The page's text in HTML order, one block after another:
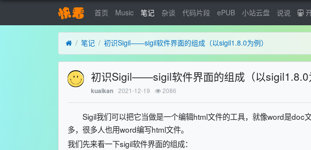
首页 Music 笔记 杂谈 代码片段 ePUB 小站云盘 说说
笔记 初识Sigil——sigil软件界面的组成（以sigil1.8.0为例）
初识Sigil——sigil软件界面的组成（以sigil1.8.0
kuaikan 2021-12-19 2086
Sigil我们可以把它当做是一个编辑html文件的工具，就像word是doc
多，很多人也用word编写html文件。
我们先来看一下sigil软件界面的组成：